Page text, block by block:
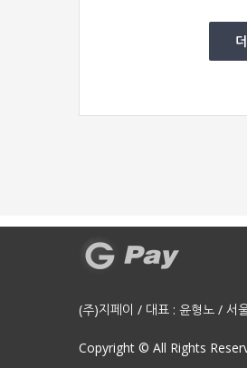
(주)지페이 / 대표 : 윤형노 /
Copyright © All Rights